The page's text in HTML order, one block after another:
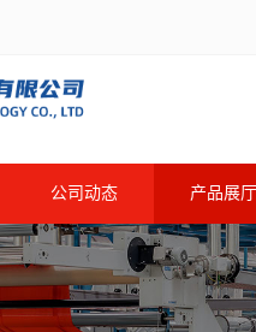
公司动态 产品展厅